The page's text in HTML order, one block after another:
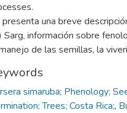
presenta una breve
Sarg, información sobre
de las semillas, la
simaruba; Phenology;
Trees; Costa Rica;,